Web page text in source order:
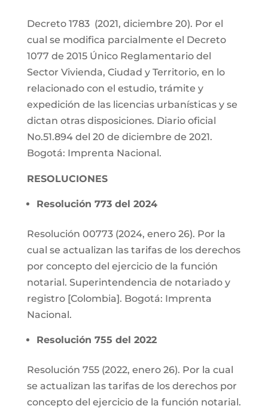
Decreto 1783 (2021, diciembre 20). Por el
cual se modifica parcialmente el Decreto
1077 de 2015 Único Reglamentario del
Sector Vivienda, Ciudad y Territorio, en lo
relacionado con el estudio, trámite y
expedición de las licencias urbanísticas y se
dictan otras disposiciones. Diario oficial
No.51.894 del 20 de diciembre de 2021.
Bogotá: Imprenta Nacional.
RESOLUCIONES
Resolución 773 del 2024
Resolución 00773 (2024, enero 26). Por la
cual se actualizan las tarifas de los derechos
por concepto del ejercicio de la función
notarial. Superintendencia de notariado y
registro [Colombia]. Bogotá: Imprenta
Nacional.
Resolución 755 del 2022
Resolución 755 (2022, enero 26). Por la cual
se actualizan las tarifas de los derechos por
concepto del ejercicio de la función notarial.